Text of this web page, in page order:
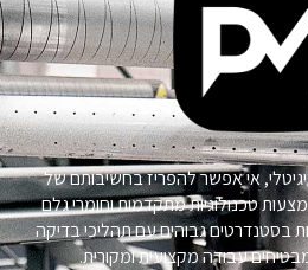
אי אפשר להפריז בחשיבותם של
טכנולוגיות מתקדמות וחומרי גלם
גבוהים עם תהליכי בדיקה
עבודה מקצועית ומקורית.